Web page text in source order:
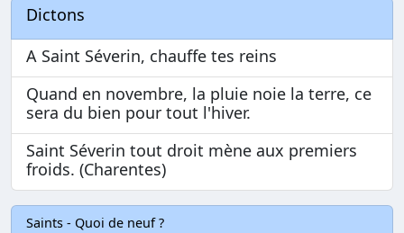
Dictons
A Saint Séverin, chauffe tes reins
Quand en novembre, la pluie noie la terre, ce
sera du bien pour tout l'hiver.
Saint Séverin tout droit mène aux premiers
froids. (Charentes)
Saints - Quoi de neuf ?